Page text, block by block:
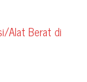
Alat Berat di